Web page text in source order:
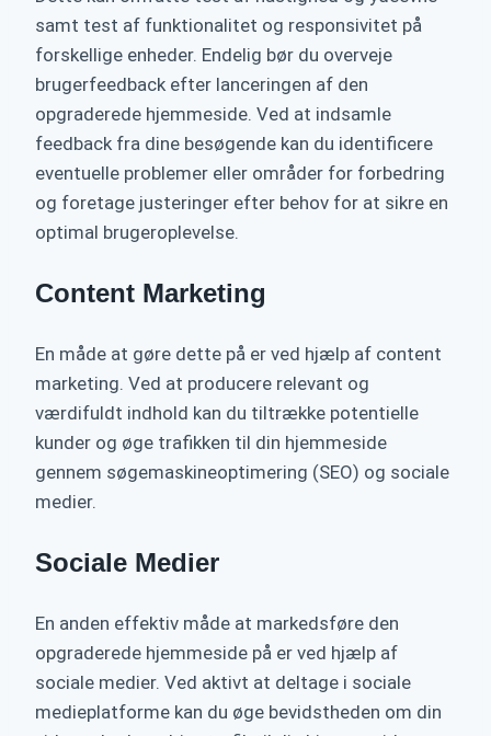
samt test af funktionalitet og responsivitet på
forskellige enheder. Endelig bør du overveje
brugerfeedback efter lanceringen af den
opgraderede hjemmeside. Ved at indsamle
feedback fra dine besøgende kan du identificere
eventuelle problemer eller områder for forbedring
og foretage justeringer efter behov for at sikre en
optimal brugeroplevelse.
Content Marketing
En måde at gøre dette på er ved hjælp af content
marketing. Ved at producere relevant og
værdifuldt indhold kan du tiltrække potentielle
kunder og øge trafikken til din hjemmeside
gennem søgemaskineoptimering (SEO) og sociale
medier.
Sociale Medier
En anden effektiv måde at markedsføre den
opgraderede hjemmeside på er ved hjælp af
sociale medier. Ved aktivt at deltage i sociale
medieplatforme kan du øge bevidstheden om din